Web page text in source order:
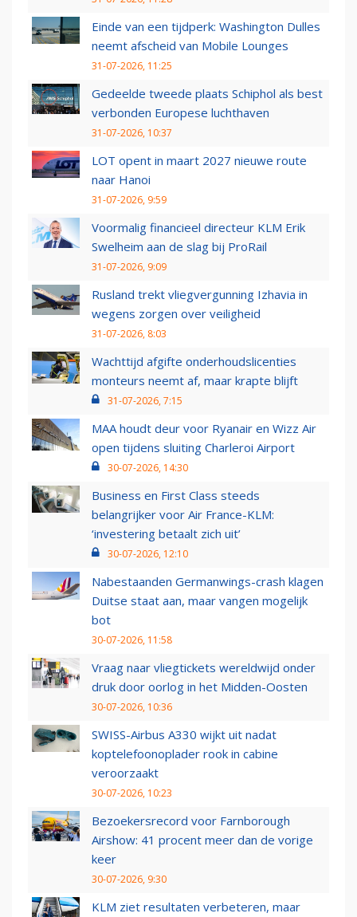
Einde van een tijdperk: Washington Dulles
neemt afscheid van Mobile Lounges
31-07-2026, 11:25
Gedeelde tweede plaats Schiphol als best
verbonden Europese luchthaven
31-07-2026, 10:37
LOT opent in maart 2027 nieuwe route
naar Hanoi
31-07-2026, 9:59
Voormalig financieel directeur KLM Erik
Swelheim aan de slag bij ProRail
31-07-2026, 9:09
Rusland trekt vliegvergunning Izhavia in
wegens zorgen over veiligheid
31-07-2026, 8:03
Wachttijd afgifte onderhoudslicenties
monteurs neemt af, maar krapte blijft
31-07-2026, 7:15
MAA houdt deur voor Ryanair en Wizz Air
open tijdens sluiting Charleroi Airport
30-07-2026, 14:30
Business en First Class steeds
belangrijker voor Air France-KLM:
‘investering betaalt zich uit’
30-07-2026, 12:10
Nabestaanden Germanwings-crash klagen
Duitse staat aan, maar vangen mogelijk
bot
30-07-2026, 11:58
Vraag naar vliegtickets wereldwijd onder
druk door oorlog in het Midden-Oosten
30-07-2026, 10:36
SWISS-Airbus A330 wijkt uit nadat
koptelefoonoplader rook in cabine
veroorzaakt
30-07-2026, 10:23
Bezoekersrecord voor Farnborough
Airshow: 41 procent meer dan de vorige
keer
30-07-2026, 9:30
KLM ziet resultaten verbeteren, maar